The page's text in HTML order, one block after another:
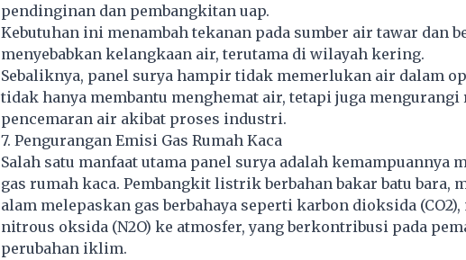
pendinginan dan pembangkitan uap.
Kebutuhan ini menambah tekanan pada sumber air tawar dan
menyebabkan kelangkaan air, terutama di wilayah kering.
Sebaliknya, panel suryahampir tidak memerlukan air dalam
tidak hanya membantu menghemat air, tetapi juga
pencemaran air akibat proses industri.
7. Pengurangan Emisi Gas Rumah Kaca
Salah satu manfaat utama panel surya adalah kemampuannya
gas rumah kaca. Pembangkit listrik berbahan bakar batu bara,
alam melepaskan gas berbahaya seperti karbon dioksida (CO2),
nitrous oksida (N2O) ke atmosfer, yang berkontribusi pada
perubahan iklim.